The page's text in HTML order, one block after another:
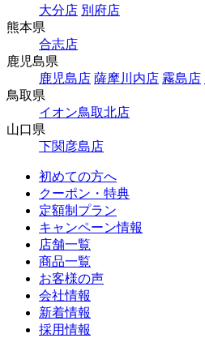
大分店 別府店
熊本県
合志店
鹿児島県
鹿児島店 薩摩川内店 霧島店
鳥取県
イオン鳥取北店
山口県
下関彦島店
初めての方へ
クーポン・特典
定額制プラン
キャンペーン情報
店舗一覧
商品一覧
お客様の声
会社情報
新着情報
採用情報